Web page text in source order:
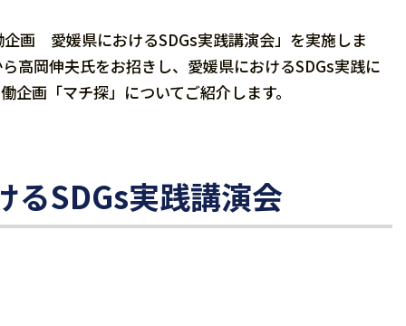
画 愛媛県におけるSDGs実践講演会」を実施しま
高岡伸夫氏をお招きし、愛媛県におけるSDGs実践に
画「マチ探」についてご紹介します。
SDGs実践講演会